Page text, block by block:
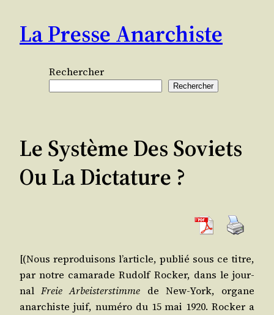
contenu
La Presse Anarchiste
Rechercher
Rechercher
Le Système Des Soviets
Ou La Dictature ?
[(Nous repro­dui­sons l’article, publié sous ce titre,
par notre cama­rade Rudolf Rocker, dans le jour­
nalFreie Arbeis­ters­timme de New-York, organe
anar­chiste juif, numé­ro du 15 mai 1920. Rocker a